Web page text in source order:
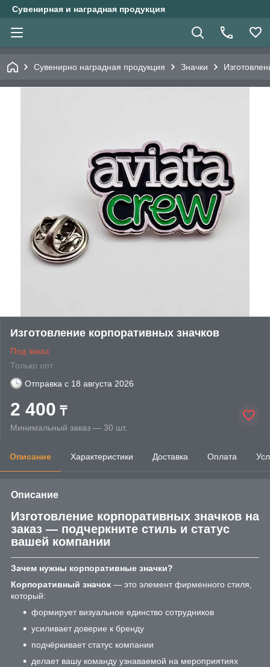
Сувенирная и наградная продукция
Сувенирно наградная продукция Значки
Изготовление корпоративных значков
Под заказ
Только опт
Отправка с 18 августа 2026
2 400 ₸
Минимальный заказ — 30 шт.
Описание Характеристики Доставка Оплата
Описание
Изготовление корпоративных значков на
заказ — подчеркните стиль и статус
вашей компании
Зачем нужны корпоративные значки?
Корпоративный значок — это элемент фирменного стиля,
который:
формирует визуальное единство сотрудников
усиливает доверие к бренду
подчёркивает статус компании
делает вашу команду узнаваемой на мероприятиях